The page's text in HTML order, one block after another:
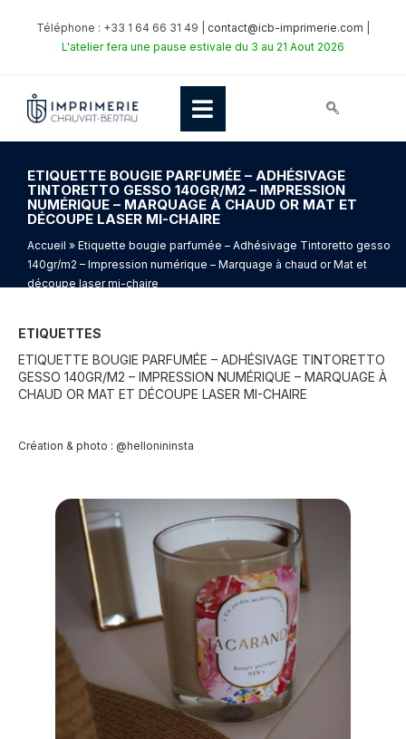
Téléphone : +33 1 64 66 31 49 | contact@icb-imprimerie.com
L'atelier fera une pause estivale du 3 au 21 Aout 2026
ETIQUETTE BOUGIE PARFUMÉE – ADHÉSIVAGE
TINTORETTO GESSO 140GR/M2 – IMPRESSION
NUMÉRIQUE – MARQUAGE À CHAUD OR MAT ET
DÉCOUPE LASER MI-CHAIRE
Accueil » Etiquette bougie parfumée – Adhésivage Tintoretto gesso
140gr/m2 – Impression numérique – Marquage à chaud or Mat et
découpe laser mi-chaire
ETIQUETTES
ETIQUETTE BOUGIE PARFUMÉE – ADHÉSIVAGE TINTORETTO
GESSO 140GR/M2 – IMPRESSION NUMÉRIQUE – MARQUAGE À
CHAUD OR MAT ET DÉCOUPE LASER MI-CHAIRE
Création & photo : @hellonininsta